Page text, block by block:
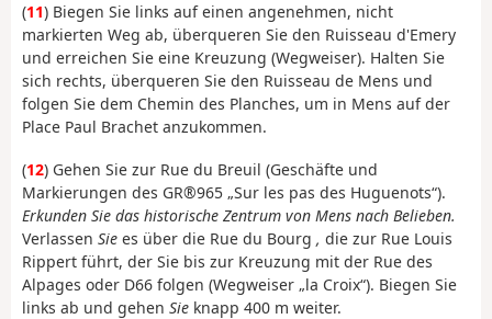
(11) Biegen Sie links auf einen angenehmen, nicht
markierten Weg ab, überqueren Sie den Ruisseau d'Emery
und erreichen Sie eine Kreuzung (Wegweiser). Halten Sie
sich rechts, überqueren Sie den Ruisseau de Mens und
folgen Sie dem Chemin des Planches, um in Mens auf der
Place Paul Brachet anzukommen.
(12) Gehen Sie zur Rue du Breuil (Geschäfte und
Markierungen des GR®965 „Sur les pas des Huguenots“).
Erkunden Sie das historische Zentrum von Mens nach Belieben.
Verlassen Sie es über die Rue du Bourg , die zur Rue Louis
Rippert führt, der Sie bis zur Kreuzung mit der Rue des
Alpages oder D66 folgen (Wegweiser „la Croix“). Biegen Sie
links ab und gehen Sie knapp 400 m weiter.